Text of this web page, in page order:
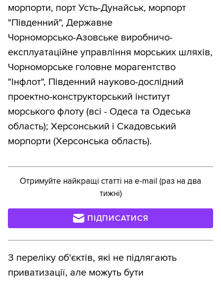
морпорти, порт Усть-Дунайськ, морпорт
"Південний", Державне
Чорноморсько-Азовське виробничо-
експлуатаційне управління морських шляхів,
Чорноморське головне морагентство
"Інфлот", Південний науково-дослідний
проектно-конструкторський інститут
морського флоту (всі - Одеса та Одеська
область); Херсонський і Скадовський
морпорти (Херсонська область).
Отримуйте найкращі статті на e-mail (раз на два
тижні)
ПІДПИСАТИСЯ
З переліку об'єктів, які не підлягають
приватизації, але можуть бути